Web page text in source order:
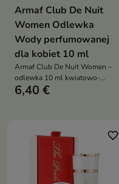
Armaf Club De Nuit
Women Odlewka
Wody perfumowanej
dla kobiet 10 ml
Armaf Club De Nuit Women –
odlewka 10 ml kwiatowo-
owocowej, zmysłowej
6,40 €
favorite_border